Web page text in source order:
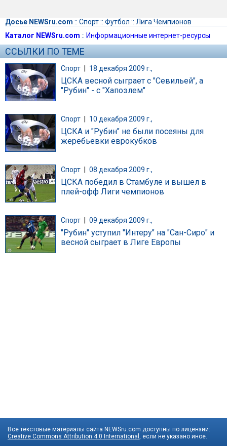
Досье NEWSru.com :: Спорт:: Футбол :: Лига Чемпионов
Каталог NEWSru.com :: Информационные интернет-ресурсы
ССЫЛКИ ПО ТЕМЕ
Спорт | 18 декабря 2009 г.,
ЦСКА весной сыграет с "Севильей", а
"Рубин" - с "Хапоэлем"
Спорт 10 декабря 2009 г.,
ЦСКА и "Рубин" не были посеяны для
жеребьевки еврокубков
Спорт 08 декабря 2009 г.,
ЦСКА победил в Стамбуле и вышел в
плей-офф Лиги чемпионов
Спорт 09 декабря 2009 г.,
"Рубин" уступил "Интеру" на "Сан-Сиро" и
весной сыграет в Лиге Европы
Все текстовые материалы сайта NEWSru.com доступны по лицензии:
Creative Commons Attribution 4.0 International
, если не указано иное.